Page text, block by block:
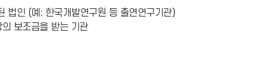
법인 (예: 한국개발연구원 등 출연연구기관)
보조금을 받는 기관